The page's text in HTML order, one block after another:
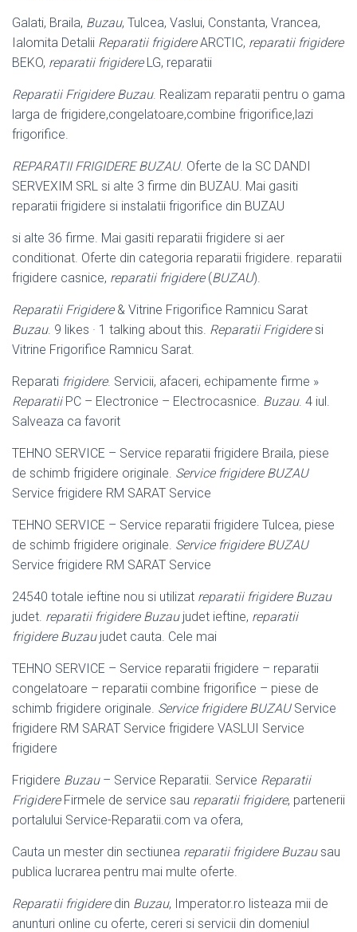
Galati, Braila, Buzau, Tulcea, Vaslui, Constanta, Vrancea,
Ialomita Detalii Reparatii frigidereARCTIC, reparatii frigidere
BEKO, reparatii frigidereLG, reparatii
Reparatii Frigidere Buzau. Realizam reparatii pentru o gama
larga de frigidere,congelatoare,combine frigorifice,lazi
frigorifice.
REPARATII FRIGIDERE BUZAU. Oferte de la SC DANDI
SERVEXIM SRL si alte 3 firme din BUZAU. Mai gasiti
reparatii frigidere si instalatii frigorifice din BUZAU
si alte 36 firme. Mai gasiti reparatii frigidere si aer
conditionat. Oferte din categoria reparatii frigidere. reparatii
frigidere casnice, reparatii frigidere(BUZAU).
Reparatii Frigidere& Vitrine Frigorifice Ramnicu Sarat
Buzau. 9 likes · 1 talking about this. Reparatii Frigideresi
Vitrine Frigorifice Ramnicu Sarat.
Reparati frigidere. Servicii, afaceri, echipamente firme »
ReparatiiPC – Electronice – Electrocasnice. Buzau. 4 iul.
Salveaza ca favorit
TEHNO SERVICE – Service reparatii frigidere Braila, piese
de schimb frigidere originale. Service frigidere BUZAU
Service frigidere RM SARAT Service
TEHNO SERVICE – Service reparatii frigidere Tulcea, piese
de schimb frigidere originale. Service frigidere BUZAU
Service frigidere RM SARAT Service
24540 totale ieftine nou si utilizat reparatii frigidere Buzau
judet. reparatii frigidere Buzaujudet ieftine, reparatii
frigidere Buzaujudet cauta. Cele mai
TEHNO SERVICE – Service reparatii frigidere – reparatii
congelatoare – reparatii combine frigorifice – piese de
schimb frigidere originale. Service frigidere BUZAUService
frigidere RM SARAT Service frigidere VASLUI Service
frigidere
Frigidere Buzau– Service Reparatii. Service Reparatii
FrigidereFirmele de service sau reparatii frigidere, partenerii
portalului Service-Reparatii.com va ofera,
Cauta un mester din sectiunea reparatii frigidere Buzausau
publica lucrarea pentru mai multe oferte.
Reparatii frigideredin Buzau, Imperator.ro listeaza mii de
anunturi online cu oferte, cereri si servicii din domeniul